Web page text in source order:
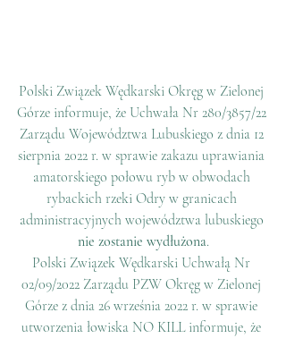
Polski Związek Wędkarski Okręg w Zielonej
Górze informuje, że Uchwała Nr 280/3857/22
Zarządu Województwa Lubuskiego z dnia 12
sierpnia 2022 r. w sprawie zakazu uprawiania
amatorskiego połowu ryb w obwodach
rybackich rzeki Odry w granicach
administracyjnych województwa lubuskiego
nie zostanie wydłużona.
Polski Związek Wędkarski Uchwałą Nr
02/09/2022 Zarządu PZW Okręg w Zielonej
Górze z dnia 26 września 2022 r. w sprawie
utworzenia łowiska NO KILL informuje, że